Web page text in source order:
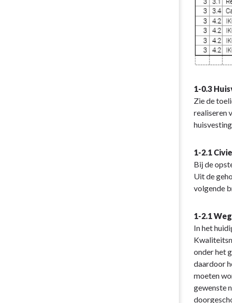
1-0.3
Zie de
realiseren
1-2.1
Bij de
Uit de
volgende
1-2.1
In het
onder het
daardoor
moeten
gewenste